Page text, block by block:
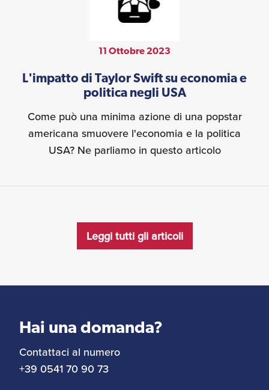
11 Ottobre 2023
L'impatto di Taylor Swift su economia e
politica negli USA
Come può una minima azione di una popstar
americana smuovere l'economia e la politica
USA? Ne parliamo in questo articolo
Leggi tutti gli articoli
Hai una domanda?
Contattaci al numero
+39 0541 70 90 73